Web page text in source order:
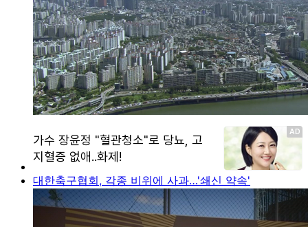
대한축구협회, 각종 비위에 사과…'쇄신 약속'